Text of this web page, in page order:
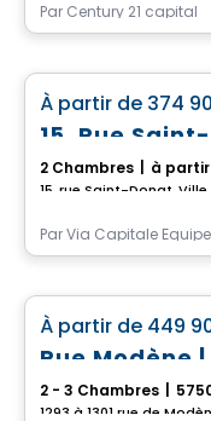
Par Century 21 capital
À partir de 374
15, Rue
2 Chambres à partir
15, rue Saint-Donat,
ParVia Capitale Équipe
À partir de 449
Rue Modène
2 - 3 Chambres